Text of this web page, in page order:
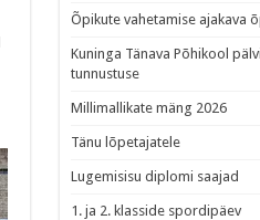
Õpikute vahetamise ajakava
Kuninga Tänava Põhikool
tunnustuse
Millimallikate mäng 2026
Tänu lõpetajatele
Lugemisisu diplomi saajad
1. ja 2. klasside spordipäev